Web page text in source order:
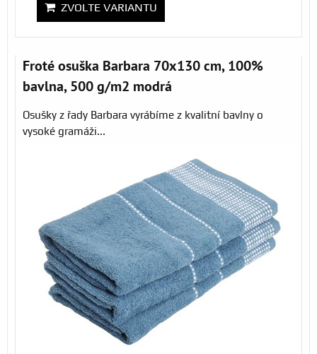
ZVOLTE VARIANTU
Froté osuška Barbara 70x130 cm, 100%
bavlna, 500 g/m2 modrá
Osušky z řady Barbara vyrábíme z kvalitní bavlny o
vysoké gramáži...